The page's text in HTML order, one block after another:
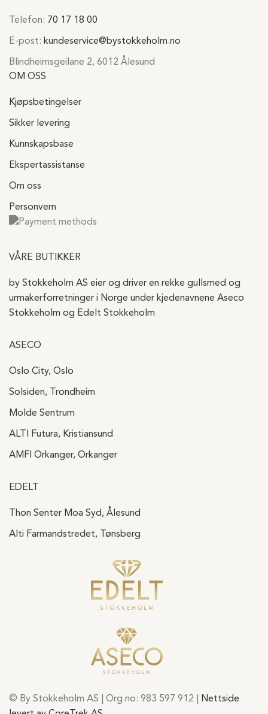
Telefon: 70 17 18 00
E-post: kundeservice@bystokkeholm.no
Blindheimsgeilane 2, 6012 Ålesund
OM OSS
Kjøpsbetingelser
Sikker levering
Kunnskapsbase
Ekspertassistanse
Om oss
Personvern
VÅRE BUTIKKER
by Stokkeholm AS eier og driver en rekke gullsmed og
urmakerforretninger i Norge under kjedenavnene Aseco
Stokkeholm og Edelt Stokkeholm
ASECO
Oslo City, Oslo
Solsiden, Trondheim
Molde Sentrum
ALTI Futura, Kristiansund
AMFI Orkanger, Orkanger
EDELT
Thon Senter Moa Syd, Ålesund
Alti Farmandstredet, Tønsberg
© By Stokkeholm AS | Org.no: 983 597 912 | Nettside